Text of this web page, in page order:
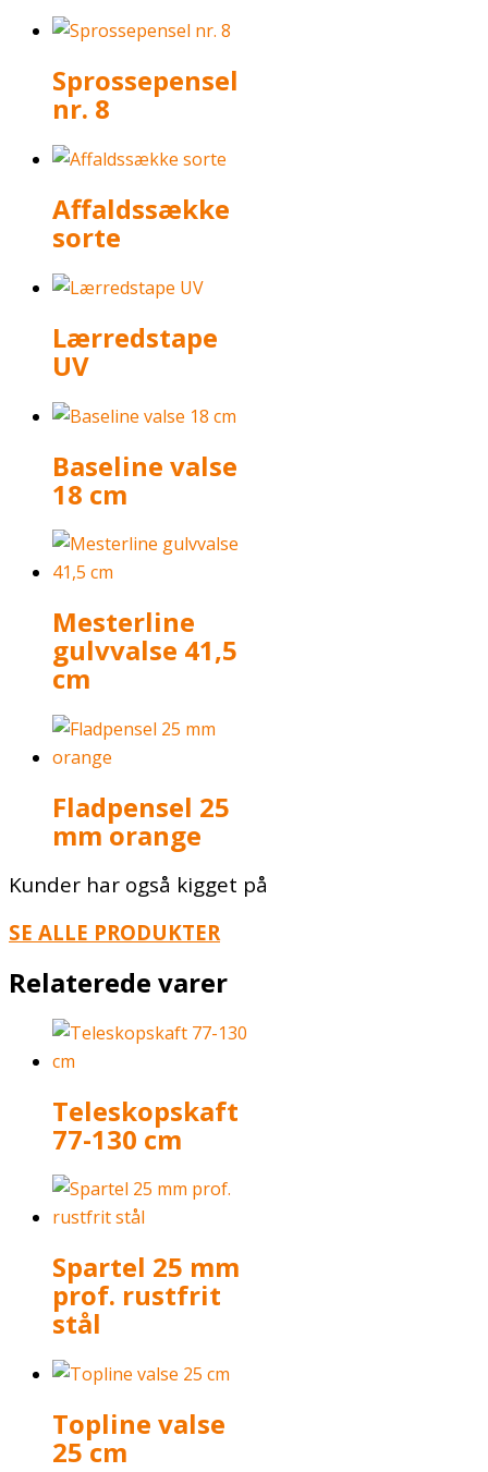
Sprossepensel
nr. 8
Affaldssække
sorte
Lærredstape
UV
Baseline valse
18 cm
Mesterline
gulvvalse 41,5
cm
Fladpensel 25
mm orange
Kunder har også kigget på
SE ALLE PRODUKTER
Relaterede varer
Teleskopskaft
77-130 cm
Spartel 25 mm
prof. rustfrit
stål
Topline valse
25 cm